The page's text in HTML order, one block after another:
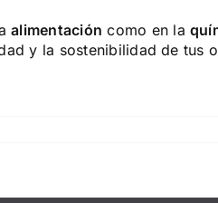
alimentación como en la
y la sostenibilidad de tus